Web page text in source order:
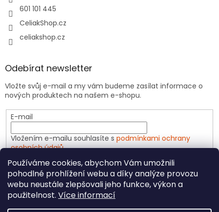
Používáme cookies, abychom Vám umožnili
pohodlné prohlížení webu a díky analýze provozu
webu neustále zlepšovali jeho funkce, výkon a
použitelnost. Více informací
601 101 445
CeliakShop.cz
celiakshop.cz
Odebírat newsletter
Vložte svůj e-mail a my vám budeme zasílat informace o
nových produktech na našem e-shopu.
E-mail
Vložením e-mailu souhlasíte s podmínkami ochrany
osobních údajů
PŘIHLÁSIT SE